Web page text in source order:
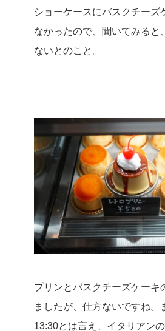
ショーケースにバスクチーズ
なかったので、聞いてみると
ないとのこと。
プリンとバスクチーズケーキ
ましたが、仕方ないですね。
13:30とは言え、イタリアン